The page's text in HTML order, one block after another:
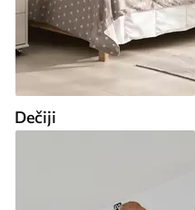
Dečiji